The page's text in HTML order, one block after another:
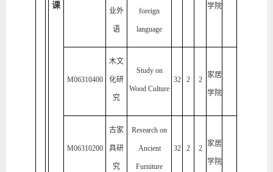
课
业外
语
foreign
language
学院
M06310400
木文
化研
究
Study on
Wood Culture
32 2 2
家居
学院
M06310200
古家
具研
究
Research on
Ancient
Furniture
32 2 2
家居
学院